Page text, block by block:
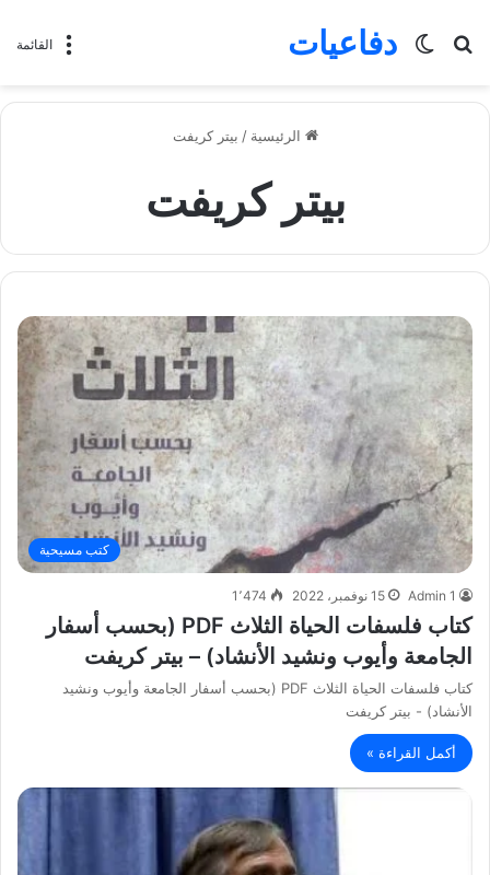
القائمة دفاعيات
بحث
الوضع
الرئيسية / بيتر كريفت
بيتر كريفت
كتب مسيحية
Admin 1 15 نوفمبر، 2022 1٬474
كتاب فلسفات الحياة الثلاث PDF (بحسب أسفار
الجامعة وأيوب ونشيد الأنشاد) – بيتر كريفت
كتاب فلسفات الحياة الثلاث PDF (بحسب أسفار الجامعة وأيوب ونشيد
الأنشاد) - بيتر كريفت
أكمل القراءة »